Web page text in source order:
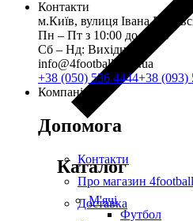
Каталог
М'ячі
Футбол
Контакти
м.Київ, вулиця Івана
Пн ‒ Пт з 10:00 до 18:00
Сб ‒ Нд: Вихідний
info@4football.com.ua
+38 (050) 536 4444+38 (093)
Компанія
Допомога
Контакти
Про магазин 4football
Доставка